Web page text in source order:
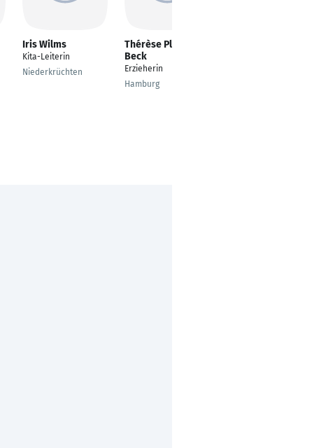
Iris Wilms
Kita-Leiterin
Niederkrüchten
Thérèse Plum-
Beck
Erzieherin
Hamburg